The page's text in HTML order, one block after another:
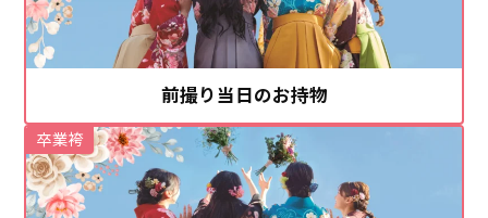
前撮り当日のお持物
卒業袴